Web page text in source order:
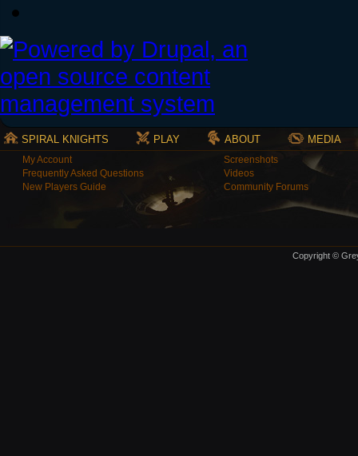
SPIRAL KNIGHTS PLAY ABOUT MEDIA
My Account
Frequently Asked Questions
New Players Guide
Screenshots
Videos
Community Forums
Copyright ©